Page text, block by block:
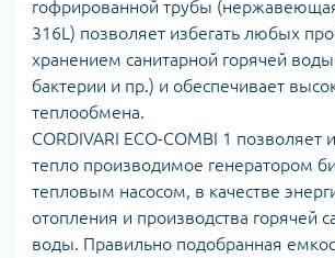
гофрированной трубы
316L) позволяет избегать любых
хранением санитарной горячей воды
бактерии и пр.) и обеспечивает
теплообмена.
CORDIVARI ECO-COMBI 1 позволяет
тепло производимое генератором
тепловым насосом, в качестве
отопления и производства горячей
воды. Правильно подобранная